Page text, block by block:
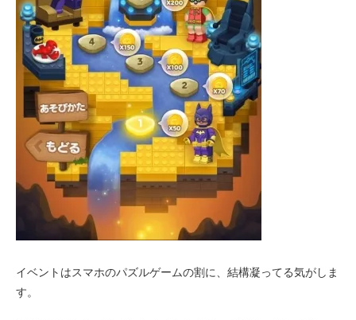
イベントはスマホのパズルゲームの割に、結構凝ってる気がしま
す。